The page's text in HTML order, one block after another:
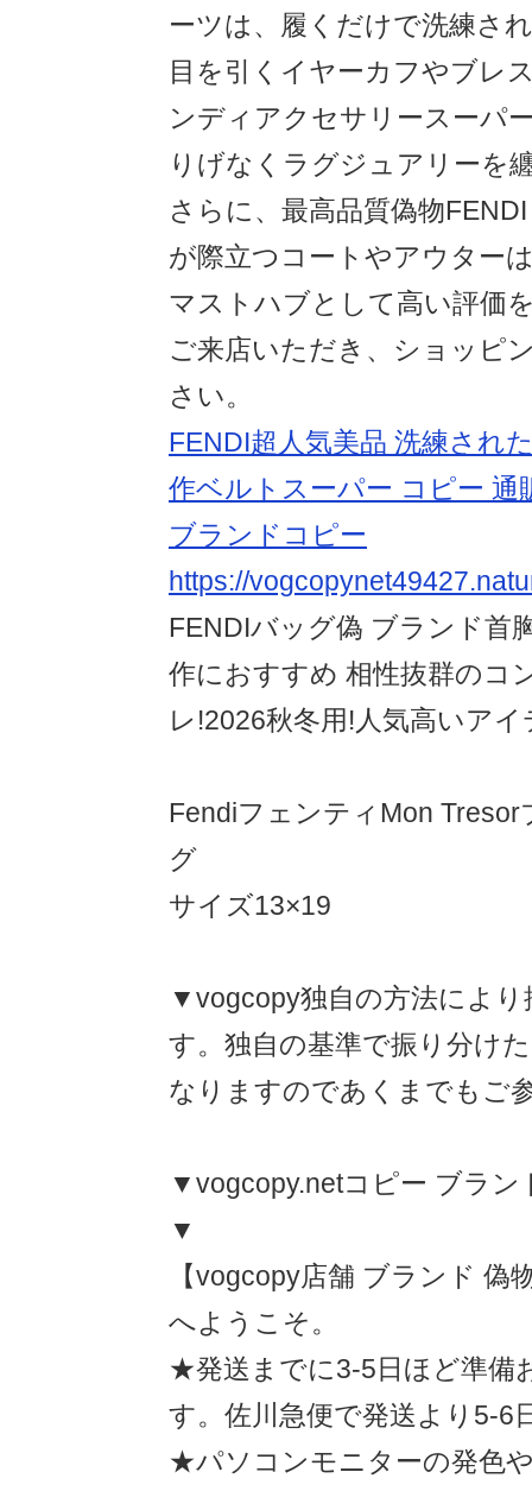
ーツは、履くだけで洗練さ
目を引くイヤーカフやブレ
ンディアクセサリースーパ
りげなくラグジュアリーを
さらに、最高品質偽物
が際立つコートやアウター
マストハブとして高い評価
ご来店いただき、ショッピ
さい。
FENDI超人気美品 洗練され
作ベルトスーパー コピー 通
ブランドコピー
https://
FENDIバッグ偽 ブランド首
作におすすめ 相性抜群のコ
レ!2026秋冬用!人気高いア
FendiフェンティMon
グ
サイズ13×19
▼vogcopy独自の方法によ
す。独自の基準で振り分け
なりますのであくまでもご
▼vogcopy.netコピー ブラン
▼
【vogcopy店舗 ブランド 偽
へようこそ
★発送までに3-5日ほど準備
す。佐川急便で発送より5-6
★パソコンモニターの発色